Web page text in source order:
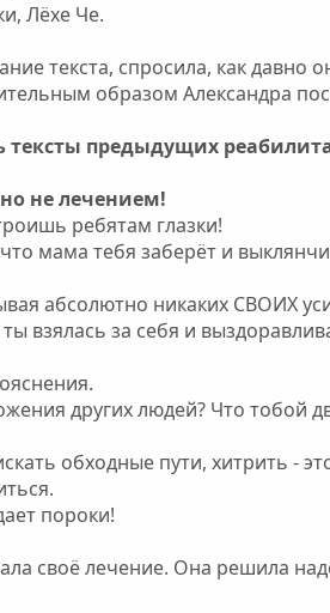
Лёхе Че.
текста, спросила, как давно
образом Александра
тексты предыдущих
не лечением!
ребятам глазки!
мама тебя заберёт и
абсолютно никаких СВОИХ
взялась за себя и
других людей? Что тобой
обходные пути, хитрить -
пороки!
своё лечение. Она решила